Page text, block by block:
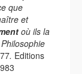
que
et
où ils la
. Editions